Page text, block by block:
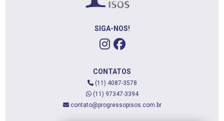
SIGA-NOS!
CONTATOS
(11) 4087-3578
(11) 97347-3394
contato@progressopisos.com.br